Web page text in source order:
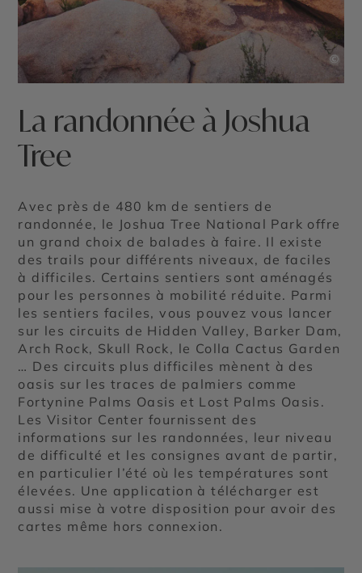
©
La randonnée à Joshua
Tree
Avec près de 480 km de sentiers de
randonnée, le Joshua Tree National Park offre
un grand choix de balades à faire. Il existe
des trails pour différents niveaux, de faciles
à difficiles. Certains sentiers sont aménagés
pour les personnes à mobilité réduite. Parmi
les sentiers faciles, vous pouvez vous lancer
sur les circuits de Hidden Valley, Barker Dam,
Arch Rock, Skull Rock, le Colla Cactus Garden
… Des circuits plus difficiles mènent à des
oasis sur les traces de palmiers comme
Fortynine Palms Oasis et Lost Palms Oasis.
Les Visitor Center fournissent des
informations sur les randonnées, leur niveau
de difficulté et les consignes avant de partir,
en particulier l’été où les températures sont
élevées. Une application à télécharger est
aussi mise à votre disposition pour avoir des
cartes même hors connexion.